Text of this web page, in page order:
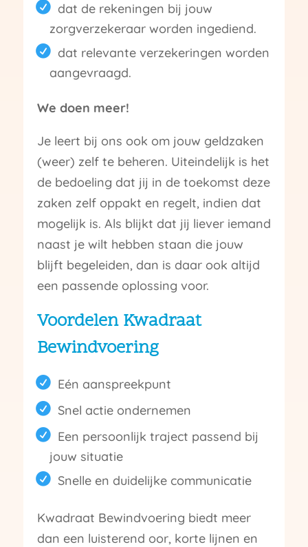
dat de rekeningen bij jouw
zorgverzekeraar worden ingediend.
dat relevante verzekeringen worden
aangevraagd.
We doen meer!
Je leert bij ons ook om jouw geldzaken
(weer) zelf te beheren. Uiteindelijk is het
de bedoeling dat jij in de toekomst deze
zaken zelf oppakt en regelt, indien dat
mogelijk is. Als blijkt dat jij liever iemand
naast je wilt hebben staan die jouw
blijft begeleiden, dan is daar ook altijd
een passende oplossing voor.
Voordelen Kwadraat
Bewindvoering
Eén aanspreekpunt
Snel actie ondernemen
Een persoonlijk traject passend bij
jouw situatie
Snelle en duidelijke communicatie
Kwadraat Bewindvoering biedt meer
dan een luisterend oor, korte lijnen en